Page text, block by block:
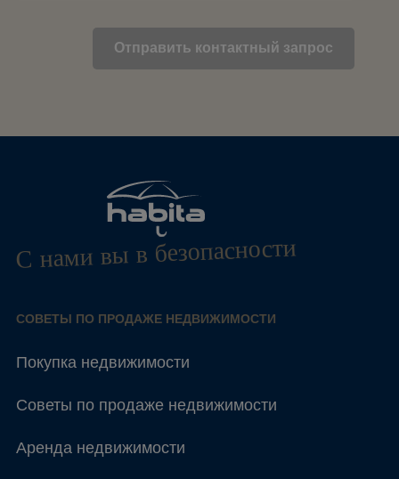
С нами вы в безопасности
СОВЕТЫ ПО ПРОДАЖЕ НЕДВИЖИМОСТИ
Покупка недвижимости
Советы по продаже недвижимости
Аренда недвижимости